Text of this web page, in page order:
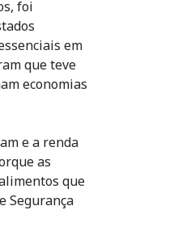
foi
em
que teve
economias
e a renda
as
que
Segurança